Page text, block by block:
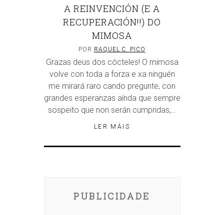
A REINVENCIÓN (E A
RECUPERACIÓN!!) DO
MIMOSA
POR RAQUEL C. PICO
Grazas deus dos cócteles! O mimosa
volve con toda a forza e xa ninguén
me mirará raro cando pregunte, con
grandes esperanzas aínda que sempre
sospeito que non serán cumpridas,…
LER MÁIS
PUBLICIDADE